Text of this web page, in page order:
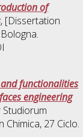
of
, [Dissertation
functionalities
engineering
Chimica, 27 Ciclo.